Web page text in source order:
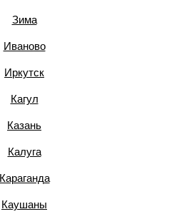
Зима
Иваново
Иркутск
Кагул
Казань
Калуга
Караганда
Каушаны